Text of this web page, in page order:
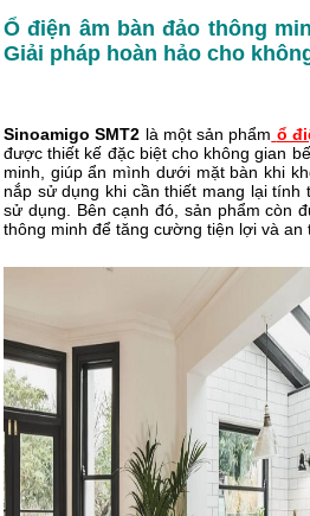
Ổ điện âm bàn đảo thông
Giải pháp hoàn hảo cho
Sinoamigo SMT2 là một sản phẩm ổ
được thiết kế đặc biệt cho không gian
minh, giúp ẩn mình dưới mặt bàn khi
nắp sử dụng khi cần thiết mang lại tính
sử dụng. Bên cạnh đó, sản phẩm còn
thông minh để tăng cường tiện lợi và an